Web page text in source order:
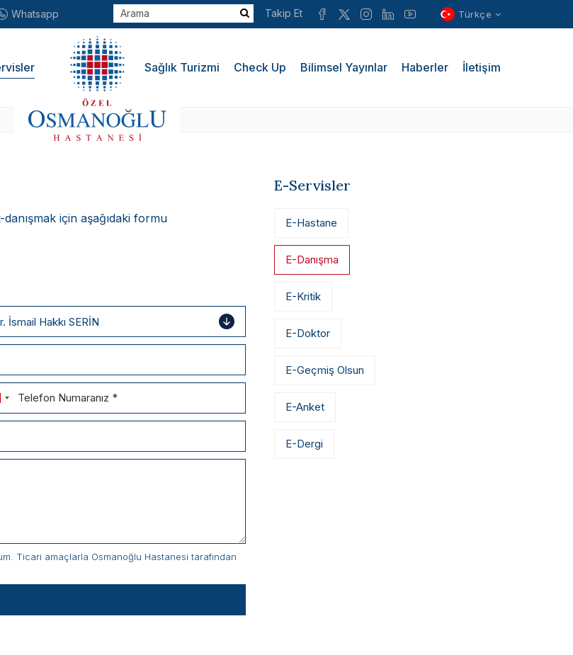
Türkçe
Takip Et
Whatsapp
Sağlık Turizmi Check Up Bilimsel Yayınlar Haberler İletişim
E-Servisler
E-Hastane
E-Danışma
E-Kritik
E-Doktor
E-Geçmiş Olsun
E-Anket
E-Dergi
için aşağıdaki formu
Ticari amaçlarla Osmanoğlu Hastanesi tarafından